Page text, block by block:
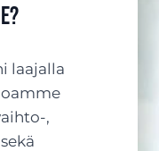
laajalla
,